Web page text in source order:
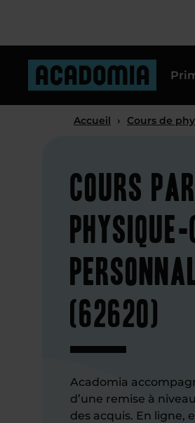
Accueil › Cours de
Cours
(62620)
Acadomia
d’une remise à
des acquis. En ligne,